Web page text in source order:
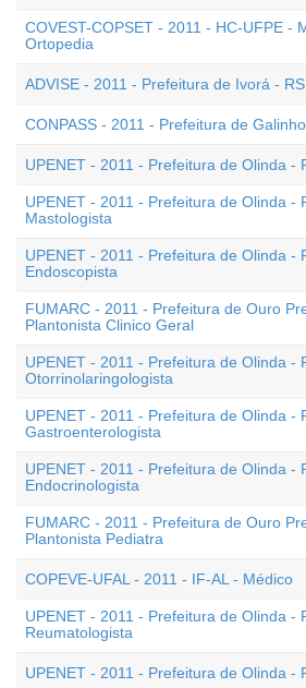
COVEST-COPSET - 2011 - HC-UFPE -
Ortopedia
ADVISE - 2011 - Prefeitura de Ivorá -
CONPASS - 2011 - Prefeitura de
UPENET - 2011 - Prefeitura de Olinda -
UPENET - 2011 - Prefeitura de Olinda -
Mastologista
UPENET - 2011 - Prefeitura de Olinda -
Endoscopista
FUMARC - 2011 - Prefeitura de Ouro
Plantonista Clinico Geral
UPENET - 2011 - Prefeitura de Olinda -
Otorrinolaringologista
UPENET - 2011 - Prefeitura de Olinda -
Gastroenterologista
UPENET - 2011 - Prefeitura de Olinda -
Endocrinologista
FUMARC - 2011 - Prefeitura de Ouro
Plantonista Pediatra
COPEVE-UFAL - 2011 - IF-AL - Médico
UPENET - 2011 - Prefeitura de Olinda -
Reumatologista
UPENET - 2011 - Prefeitura de Olinda -